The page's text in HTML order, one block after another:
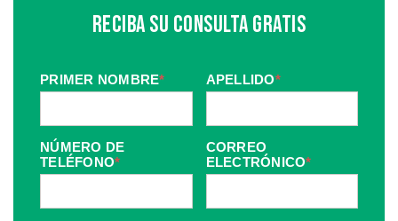
Reciba Su Consulta Gratis
PRIMER NOMBRE* APELLIDO*
NÚMERO DE
TELÉFONO*
CORREO
ELECTRÓNICO*